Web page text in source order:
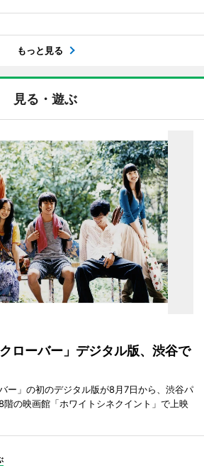
もっと見る
見る・遊ぶ
ローバー」デジタル版、渋谷で
ー」の初のデジタル版が8月7日から、渋谷パ
階の映画館「ホワイトシネクイント」で上映